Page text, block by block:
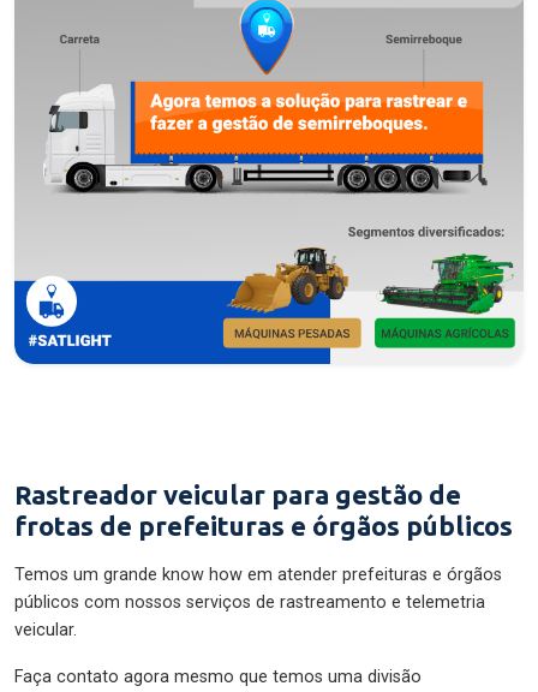
Rastreador veicular para gestão de
frotas de prefeituras e órgãos públicos
Temos um grande know how em atender prefeituras e órgãos
públicos com nossos serviços de rastreamento e telemetria
veicular.
Faça contato agora mesmo que temos uma divisão